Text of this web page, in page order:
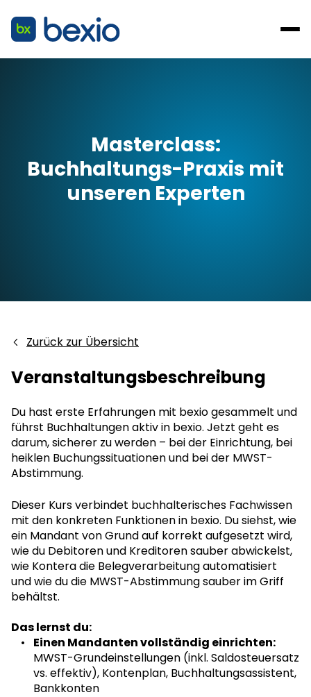
Masterclass:
Buchhaltungs-Praxis mit
unseren Experten
Zurück zur Übersicht
Veranstaltungsbeschreibung
Du hast erste Erfahrungen mit bexio gesammelt und
führst Buchhaltungen aktiv in bexio. Jetzt geht es
darum, sicherer zu werden – bei der Einrichtung, bei
heiklen Buchungssituationen und bei der MWST-
Abstimmung.
Dieser Kurs verbindet buchhalterisches Fachwissen
mit den konkreten Funktionen in bexio. Du siehst, wie
ein Mandant von Grund auf korrekt aufgesetzt wird,
wie du Debitoren und Kreditoren sauber abwickelst,
wie Kontera die Belegverarbeitung automatisiert
und wie du die MWST-Abstimmung sauber im Griff
behältst.
Das lernst du:
Einen Mandanten vollständig einrichten:
MWST-Grundeinstellungen (inkl. Saldosteuersatz
vs. effektiv), Kontenplan, Buchhaltungsassistent,
Bankkonten